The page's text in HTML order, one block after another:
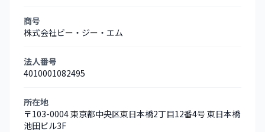
商号
株式会社ビー・ジー・エム
法人番号
4010001082495
所在地
〒103-0004 東京都中央区東日本橋2丁目12番4号 東日本橋
池田ビル3F